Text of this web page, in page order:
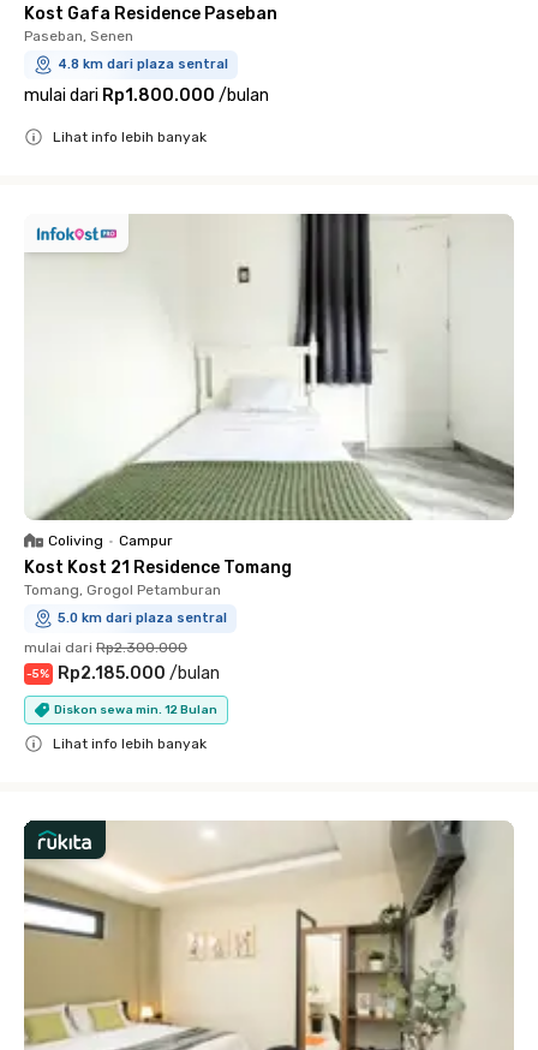
Kost Gafa Residence Paseban
Paseban, Senen
4.8 km dari plaza sentral
mulai dari Rp1.800.000 /bulan
Lihat info lebih banyak
Coliving • Campur
Kost Kost 21 Residence Tomang
Tomang, Grogol Petamburan
5.0 km dari plaza sentral
mulai dari Rp2.300.000
-5% Rp2.185.000 /bulan
Diskon sewa min. 12 Bulan
Lihat info lebih banyak